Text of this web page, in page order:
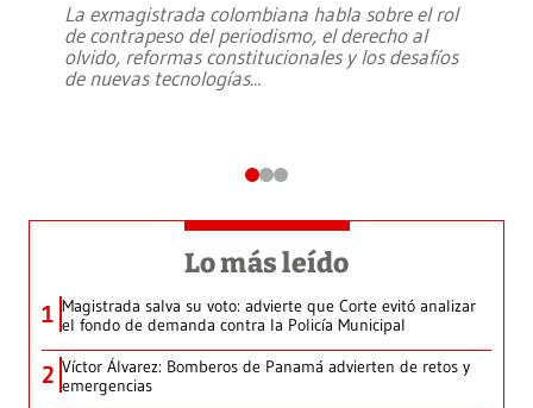
La exmagistrada colombiana habla sobre el rol
de contrapeso del periodismo, el derecho al
olvido, reformas constitucionales y los desafíos
de nuevas tecnologías...
Lo más leído
1 Magistrada salva su voto: advierte que Corte evitó analizar
el fondo de demanda contra la Policía Municipal
2 Víctor Álvarez: Bomberos de Panamá advierten de retos y
emergencias